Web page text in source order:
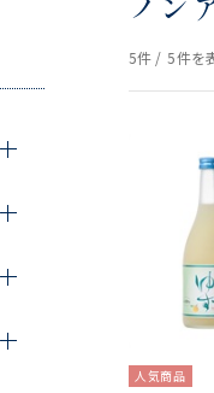
5件 / 5件を
人気商品